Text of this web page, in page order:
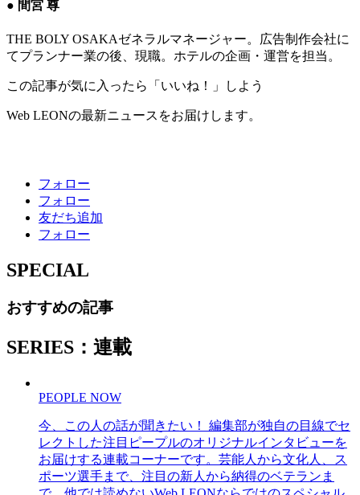
● 間宮 尊
THE BOLY OSAKAゼネラルマネージャー。広告制作会社に
てプランナー業の後、現職。ホテルの企画・運営を担当。
この記事が気に入ったら「いいね！」しよう
Web LEONの最新ニュースをお届けします。
フォロー
フォロー
友だち追加
フォロー
SPECIAL
おすすめの記事
SERIES：連載
PEOPLE NOW
今、この人の話が聞きたい！ 編集部が独自の目線でセ
レクトした注目ピープルのオリジナルインタビューを
お届けする連載コーナーです。芸能人から文化人、ス
ポーツ選手まで、注目の新人から納得のベテランま